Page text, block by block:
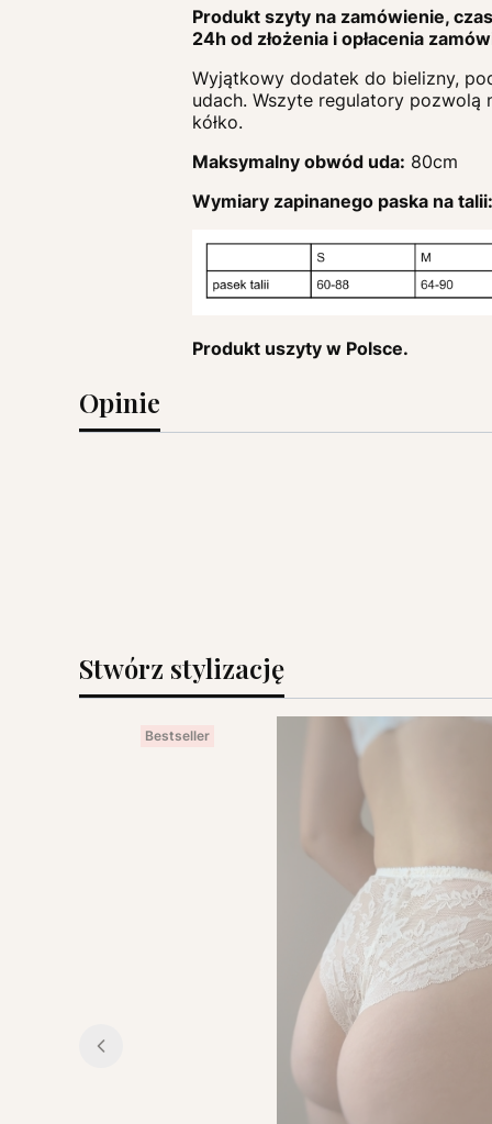
Produkt szyty na zamówienie,
24h od złożenia i opłacenia
Wyjątkowy dodatek do bielizny,
udach. Wszyte regulatory pozwolą
kółko.
Maksymalny obwód uda: 80cm
Wymiary zapinanego paska na talii:
Produkt uszyty w Polsce.
Opinie
Stwórz stylizację
Bestseller